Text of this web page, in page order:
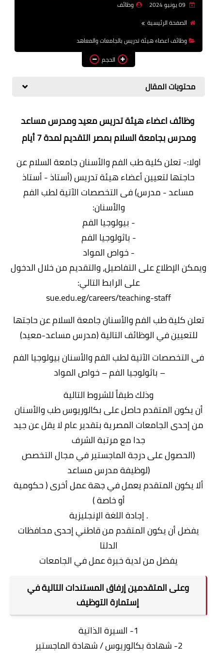
اخبار
وظائف
الصفحة الرئيسية
وظائف اعضاء هيئة تدريس بالجامعات والمعاهد
الحجم
محتويات المقال
وظائف اعضاء هيئة تدريس معيد ومدرس مساعد
ومدرس بجامعة السلام بمصر التقديم لمدة 7 أيام
اولا:- تعلن كلية طب الفم والأسنان جامعة السلام عن
حاجتها لتعيين أعضاء هيئة تدريس (أستاذ - أستاذ
مساعد - مدرس) فى التخصصات الآتية لطب الفم
والأسنان:
- بيولوجيا الفم
- باثولوجيا الفم
- خواص المواد
ويمكن الإطلاع على التفاصيل، والتقديم من خلال الدخول
على الرابط التالي:
sue.edu.eg/careers/teaching-staff
تعلن كلية طب الفم والأسنان جامعة السلام عن حاجتها
للتعيين في الوظائف التالية (مدرس مساعد-معيد)
فى التخصصات الآتية لطب الفم والأسنان بيولوجيا الفم
– باثولوجيا الفم – خواص المواد
وذلك طبقاً للشروط التالية
أن يكون المتقدم حاصل على بكالوريوس طب والأسنان
من إحدى الجامعات المصرية بتقدير عام لا يقل عن جيد
جدا مع مرتبة الشرف
(الحصول على درجة الماجستير في مجال التخصص
(لوظيفة مدرس مساعد
ألا يكون المتقدم يعمل في جهة عمل أخرى ( حكومية
أو خاصة )
. إجادة اللغة الإنجليزية
يفضل أن يكون المتقدم من قاطني إحدى محافظات
الدلتا
يفضل من لدية خبرة عمل في الجامعات
وعلى المتقدمين إرفاق المستندات التالية في
إستمارة التوظيف
1- السيرة الذاتية
2- شهادة بكالوريوس / شهادة الماجستير